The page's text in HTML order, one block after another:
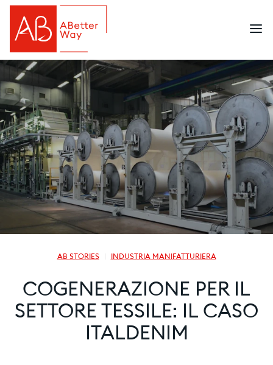
AB STORIES INDUSTRIA MANIFATTURIERA
COGENERAZIONE PER IL
SETTORE TESSILE: IL CASO
ITALDENIM